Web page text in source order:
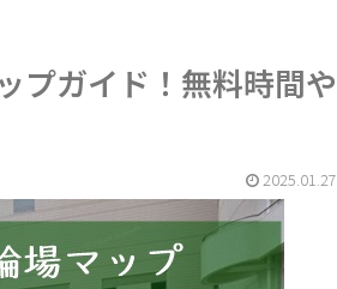
プガイド！無料時間や
2025.01.27